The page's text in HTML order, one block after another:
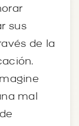
sus
de la
mal